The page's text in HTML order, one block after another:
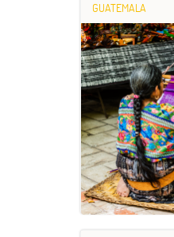
GUATEMALA